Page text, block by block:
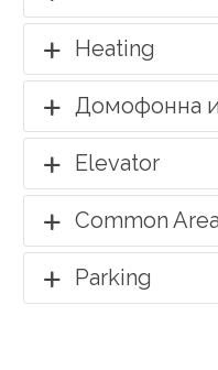
Heating
Домофонна
Elevator
Common
Parking